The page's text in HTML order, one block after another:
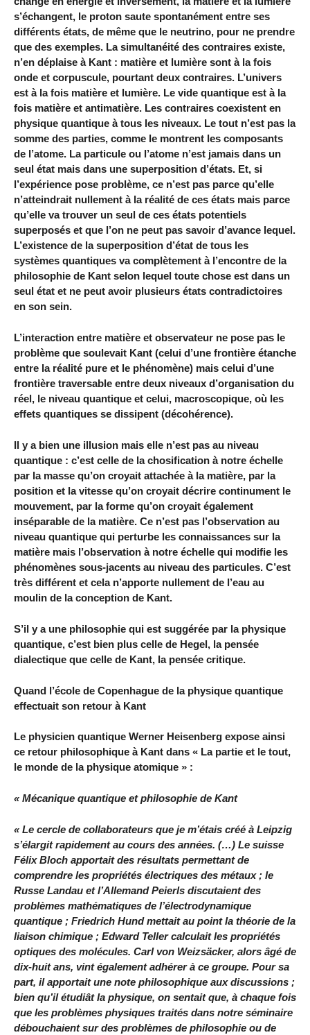
s’échangent, le proton saute spontanément entre ses
différents états, de même que le neutrino, pour ne prendre
que des exemples. La simultanéité des contraires existe,
n’en déplaise à Kant : matière et lumière sont à la fois
onde et corpuscule, pourtant deux contraires. L’univers
est à la fois matière et lumière. Le vide quantique est à la
fois matière et antimatière. Les contraires coexistent en
physique quantique à tous les niveaux. Le tout n’est pas la
somme des parties, comme le montrent les composants
de l’atome. La particule ou l’atome n’est jamais dans un
seul état mais dans une superposition d’états. Et, si
l’expérience pose problème, ce n’est pas parce qu’elle
n’atteindrait nullement à la réalité de ces états mais parce
qu’elle va trouver un seul de ces états potentiels
superposés et que l’on ne peut pas savoir d’avance lequel.
L’existence de la superposition d’état de tous les
systèmes quantiques va complètement à l’encontre de la
philosophie de Kant selon lequel toute chose est dans un
seul état et ne peut avoir plusieurs états contradictoires
en son sein.
L’interaction entre matière et observateur ne pose pas le
problème que soulevait Kant (celui d’une frontière étanche
entre la réalité pure et le phénomène) mais celui d’une
frontière traversable entre deux niveaux d’organisation du
réel, le niveau quantique et celui, macroscopique, où les
effets quantiques se dissipent (décohérence).
Il y a bien une illusion mais elle n’est pas au niveau
quantique : c’est celle de la chosification à notre échelle
par la masse qu’on croyait attachée à la matière, par la
position et la vitesse qu’on croyait décrire continument le
mouvement, par la forme qu’on croyait également
inséparable de la matière. Ce n’est pas l’observation au
niveau quantique qui perturbe les connaissances sur la
matière mais l’observation à notre échelle qui modifie les
phénomènes sous-jacents au niveau des particules. C’est
très différent et cela n’apporte nullement de l’eau au
moulin de la conception de Kant.
S’il y a une philosophie qui est suggérée par la physique
quantique, c’est bien plus celle de Hegel, la pensée
dialectique que celle de Kant, la pensée critique.
Quand l’école de Copenhague de la physique quantique
effectuait son retour à Kant
Le physicien quantique Werner Heisenberg expose ainsi
ce retour philosophique à Kant dans « La partie et le tout,
le monde de la physique atomique » :
« Mécanique quantique et philosophie de Kant
« Le cercle de collaborateurs que je m’étais créé à Leipzig
s’élargit rapidement au cours des années. (…) Le suisse
Félix Bloch apportait des résultats permettant de
comprendre les propriétés électriques des métaux ; le
Russe Landau et l’Allemand Peierls discutaient des
problèmes mathématiques de l’électrodynamique
quantique ; Friedrich Hund mettait au point la théorie de la
liaison chimique ; Edward Teller calculait les propriétés
optiques des molécules. Carl von Weizsäcker, alors âgé de
dix-huit ans, vint également adhérer à ce groupe. Pour sa
part, il apportait une note philosophique aux discussions ;
bien qu’il étudiât la physique, on sentait que, à chaque fois
que les problèmes physiques traités dans notre séminaire
débouchaient sur des problèmes de philosophie ou de